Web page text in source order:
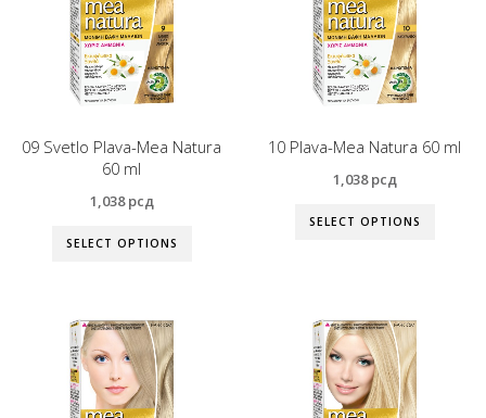
09 Svetlo Plava-Mea Natura
60 ml
1,038рсд
SELECT OPTIONS
10 Plava-Mea Natura 60 ml
1,038рсд
SELECT OPTIONS